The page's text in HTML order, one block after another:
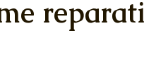
reparati